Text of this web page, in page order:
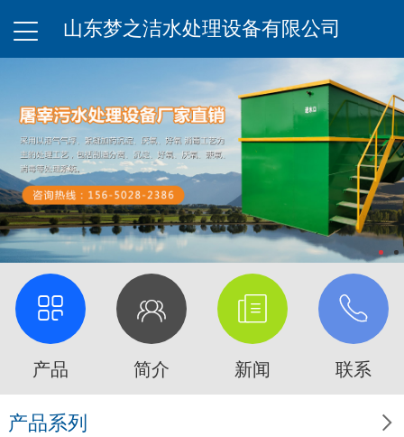
山东梦之洁水处理设备有限公司
产品 简介 新闻 联系

产品系列